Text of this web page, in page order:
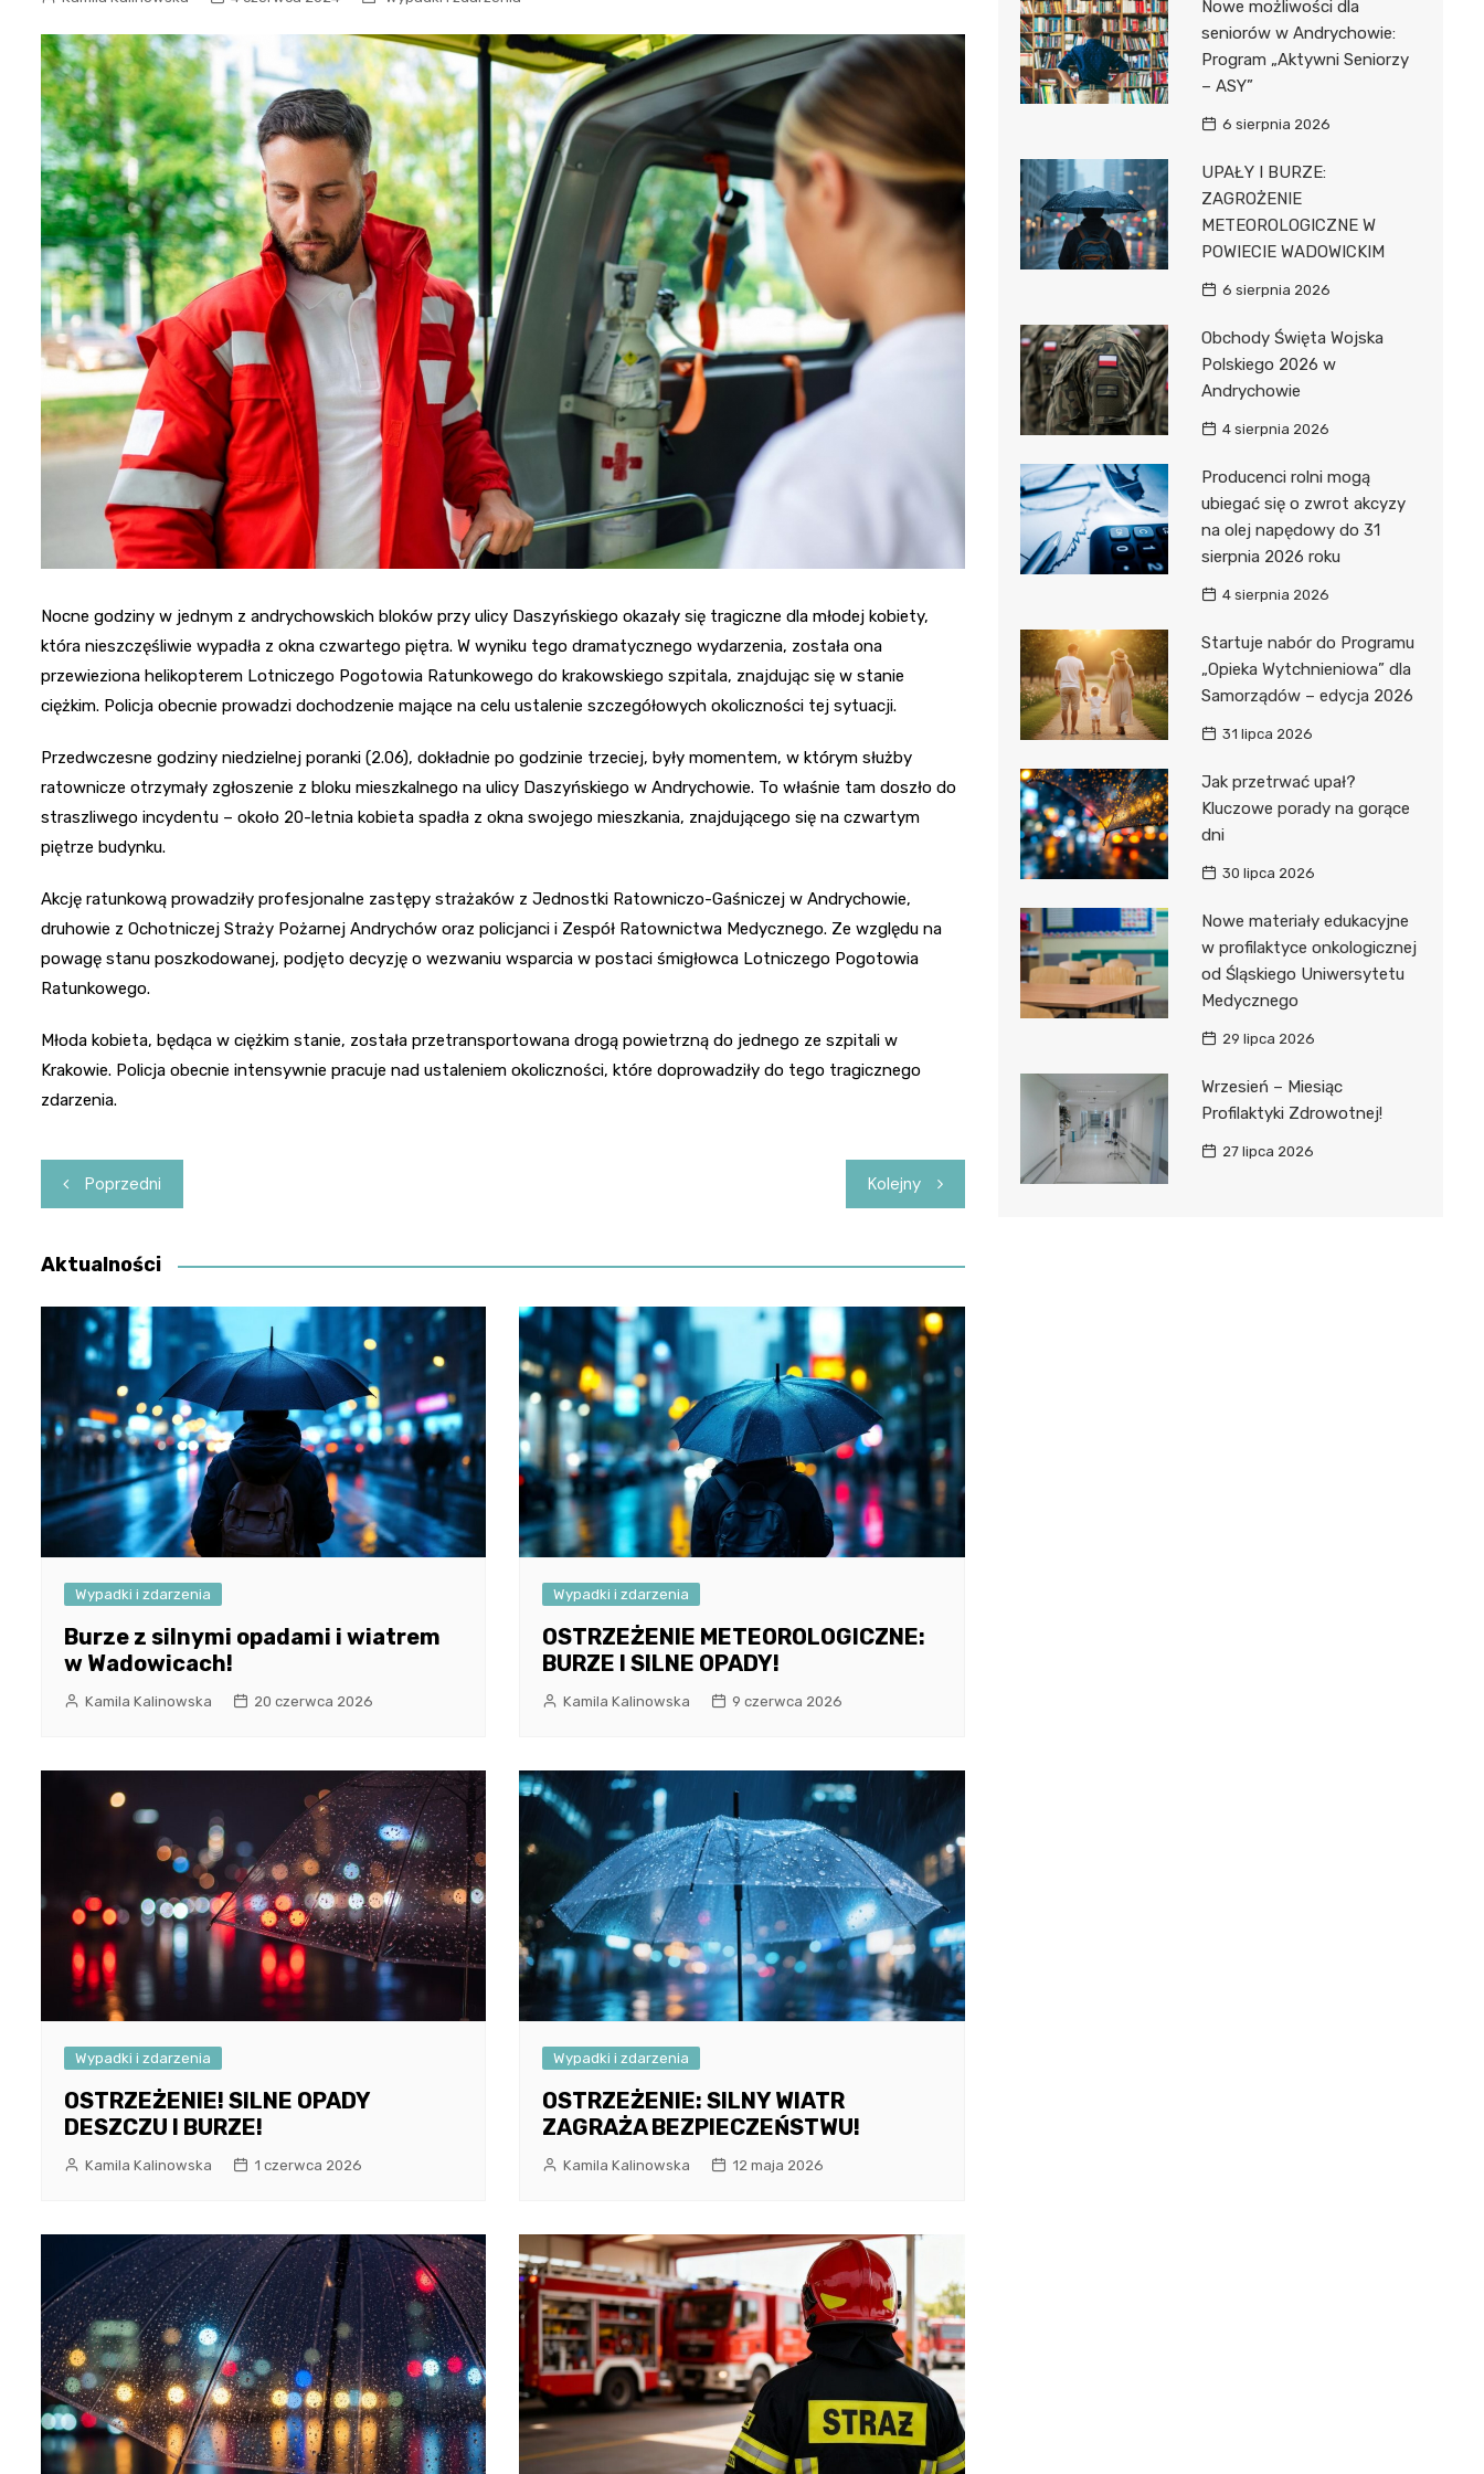
Pozostałe
Sport i rozrywka
Zwierzęta
Usługi
Nocne godziny w jednym z andrychowskich bloków przy ulicy Daszyńskiego okazały się tragiczne dla młodej kobiety,
która nieszczęśliwie wypadła z okna czwartego piętra. W wyniku tego dramatycznego wydarzenia, została ona
przewieziona helikopterem Lotniczego Pogotowia Ratunkowego do krakowskiego szpitala, znajdując się w stanie
ciężkim. Policja obecnie prowadzi dochodzenie mające na celu ustalenie szczegółowych okoliczności tej sytuacji.
Przedwczesne godziny niedzielnej poranki (2.06), dokładnie po godzinie trzeciej, były momentem, w którym służby
ratownicze otrzymały zgłoszenie z bloku mieszkalnego na ulicy Daszyńskiego w Andrychowie. To właśnie tam doszło do
straszliwego incydentu – około 20-letnia kobieta spadła z okna swojego mieszkania, znajdującego się na czwartym
piętrze budynku.
Akcję ratunkową prowadziły profesjonalne zastępy strażaków z Jednostki Ratowniczo-Gaśniczej w Andrychowie,
druhowie z Ochotniczej Straży Pożarnej Andrychów oraz policjanci i Zespół Ratownictwa Medycznego. Ze względu na
powagę stanu poszkodowanej, podjęto decyzję o wezwaniu wsparcia w postaci śmigłowca Lotniczego Pogotowia
Ratunkowego.
Młoda kobieta, będąca w ciężkim stanie, została przetransportowana drogą powietrzną do jednego ze szpitali w
Krakowie. Policja obecnie intensywnie pracuje nad ustaleniem okoliczności, które doprowadziły do tego tragicznego
zdarzenia.
Nawigacja
wpisu
Poprzedni Kolejny
Aktualności
Wypadki i zdarzenia
Burze z silnymi opadami i wiatrem
w Wadowicach!
Kamila Kalinowska 20 czerwca 2026
Wypadki i zdarzenia
OSTRZEŻENIE METEOROLOGICZNE:
BURZE I SILNE OPADY!
Kamila Kalinowska 9 czerwca 2026
Wypadki i zdarzenia
OSTRZEŻENIE! SILNE OPADY
DESZCZU I BURZE!
Kamila Kalinowska 1 czerwca 2026
Wypadki i zdarzenia
OSTRZEŻENIE: SILNY WIATR
ZAGRAŻA BEZPIECZEŃSTWU!
Kamila Kalinowska 12 maja 2026
Nowe możliwości dla
seniorów w Andrychowie:
Program „Aktywni Seniorzy
– ASY”
6 sierpnia 2026
UPAŁY I BURZE:
ZAGROŻENIE
METEOROLOGICZNE W
POWIECIE WADOWICKIM
6 sierpnia 2026
Obchody Święta Wojska
Polskiego 2026 w
Andrychowie
4 sierpnia 2026
Producenci rolni mogą
ubiegać się o zwrot akcyzy
na olej napędowy do 31
sierpnia 2026 roku
4 sierpnia 2026
Startuje nabór do Programu
„Opieka Wytchnieniowa” dla
Samorządów – edycja 2026
31 lipca 2026
Jak przetrwać upał?
Kluczowe porady na gorące
dni
30 lipca 2026
Nowe materiały edukacyjne
w profilaktyce onkologicznej
od Śląskiego Uniwersytetu
Medycznego
29 lipca 2026
Wrzesień – Miesiąc
Profilaktyki Zdrowotnej!
27 lipca 2026